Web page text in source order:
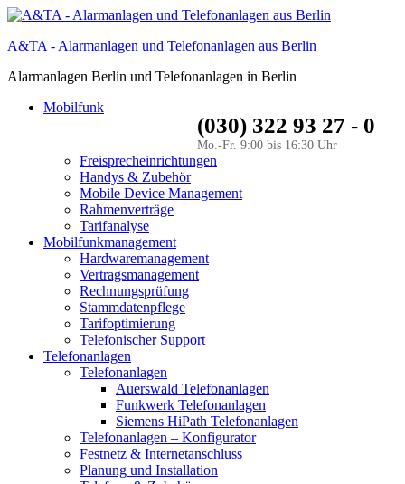
A&TA - Alarmanlagen und Telefonanlagen aus Berlin
Alarmanlagen Berlin und Telefonanlagen in Berlin
(030) 322 93 27 - 0
Mo.-Fr. 9:00 bis 16:30 Uhr
Mobilfunk
Freisprecheinrichtungen
Handys & Zubehör
Mobile Device Management
Rahmenverträge
Tarifanalyse
Mobilfunkmanagement
Hardwaremanagement
Vertragsmanagement
Rechnungsprüfung
Stammdatenpflege
Tarifoptimierung
Telefonischer Support
Telefonanlagen
Telefonanlagen
Auerswald Telefonanlagen
Funkwerk Telefonanlagen
Siemens HiPath Telefonanlagen
Telefonanlagen – Konfigurator
Festnetz & Internetanschluss
Planung und Installation